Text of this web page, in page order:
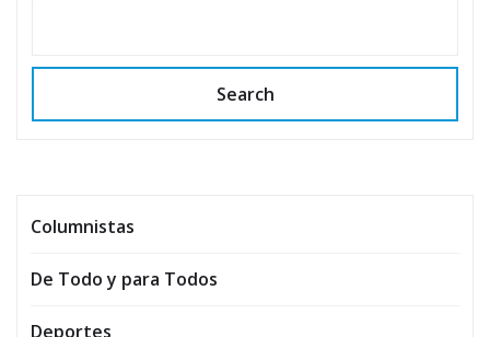
Search
Columnistas
De Todo y para Todos
Deportes